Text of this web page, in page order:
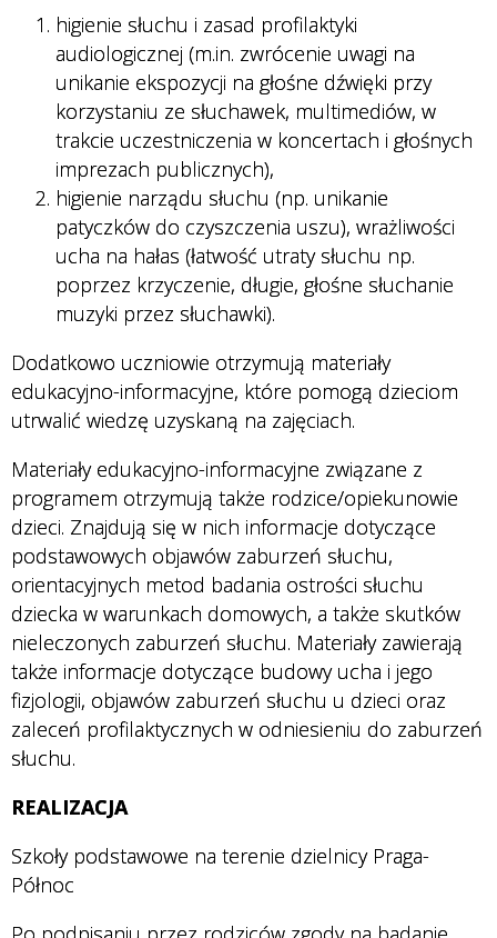
higienie słuchu i zasad profilaktyki
audiologicznej (m.in. zwrócenie uwagi na
unikanie ekspozycji na głośne dźwięki przy
korzystaniu ze słuchawek, multimediów, w
trakcie uczestniczenia w koncertach i głośnych
imprezach publicznych),
higienie narządu słuchu (np. unikanie
patyczków do czyszczenia uszu), wrażliwości
ucha na hałas (łatwość utraty słuchu np.
poprzez krzyczenie, długie, głośne słuchanie
muzyki przez słuchawki).
Dodatkowo uczniowie otrzymują materiały
edukacyjno-informacyjne, które pomogą dzieciom
utrwalić wiedzę uzyskaną na zajęciach.
Materiały edukacyjno-informacyjne związane z
programem otrzymują także rodzice/opiekunowie
dzieci. Znajdują się w nich informacje dotyczące
podstawowych objawów zaburzeń słuchu,
orientacyjnych metod badania ostrości słuchu
dziecka w warunkach domowych, a także skutków
nieleczonych zaburzeń słuchu. Materiały zawierają
także informacje dotyczące budowy ucha i jego
fizjologii, objawów zaburzeń słuchu u dzieci oraz
zaleceń profilaktycznych w odniesieniu do zaburzeń
słuchu.
REALIZACJA
Szkoły podstawowe na terenie dzielnicy Praga-
Północ